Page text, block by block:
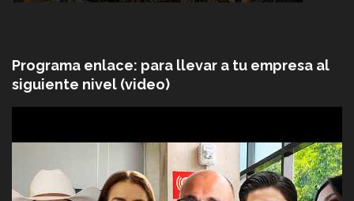
Programa enlace: para llevar a tu empresa al
siguiente nivel (video)